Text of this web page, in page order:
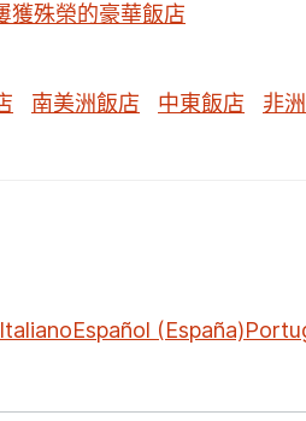
獲殊榮的豪華飯店
南美洲飯店 中東飯店 非
ItalianoEspañol (España)